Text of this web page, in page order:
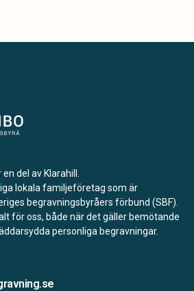
del av Klarahill.
lokala familjeföretag som är
begravningsbyråers förbund (SBF).
för oss, både när det gäller bemötande
personliga begravningar.